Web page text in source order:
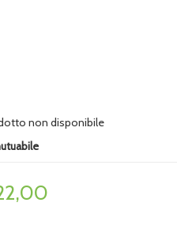
non disponibile